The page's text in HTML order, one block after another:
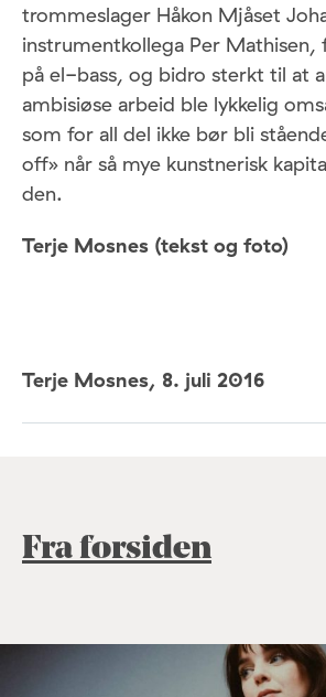
trommeslager Håkon Mjåset
instrumentkollega Per Mathisen,
på el-bass, og bidro sterkt til at
ambisiøse arbeid ble lykkelig
som for all del ikke bør bli
off» når så mye kunstnerisk
den.
Terje Mosnes (tekst og foto)
Terje Mosnes, 8. juli 2016
Fra forsiden